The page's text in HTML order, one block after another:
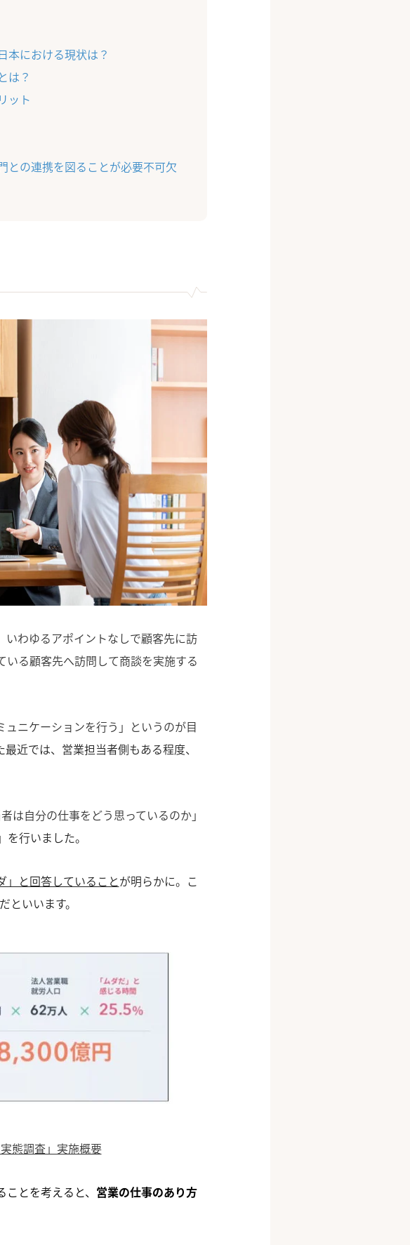
本における現状は？
は？
ット
との連携を図ることが必要不可欠
わゆるアポイントなしで顧客先に訪
る顧客先へ訪問して商談を実施する
ニケーションを行う」というのが目
近では、営業担当者側もある程度、
は自分の仕事をどう思っているのか」
を行いました。
」と回答していることが明らかに。こ
いいます。
態調査」実施概要
とを考えると、 営業の仕事のあり方